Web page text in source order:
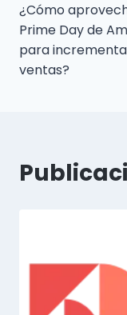
¿Cómo
Prime Day de
para
ventas?